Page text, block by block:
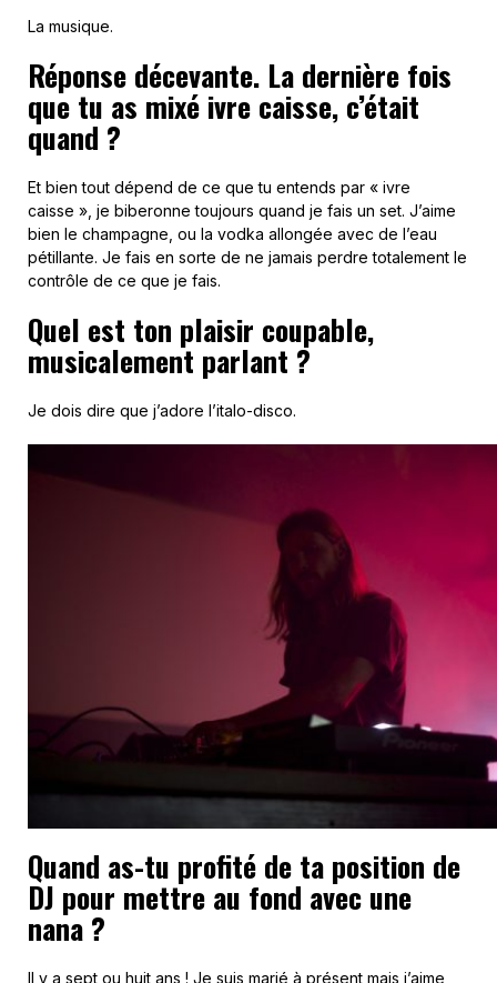
La musique.
Réponse décevante. La dernière fois
que tu as mixé ivre caisse, c’était
quand ?
Et bien tout dépend de ce que tu entends par « ivre
caisse », je biberonne toujours quand je fais un set. J’aime
bien le champagne, ou la vodka allongée avec de l’eau
pétillante. Je fais en sorte de ne jamais perdre totalement le
contrôle de ce que je fais.
Quel est ton plaisir coupable,
musicalement parlant ?
Je dois dire que j’adore l’italo-disco.
Quand as-tu profité de ta position de
DJ pour mettre au fond avec une
nana ?
Il y a sept ou huit ans ! Je suis marié à présent mais j’aime